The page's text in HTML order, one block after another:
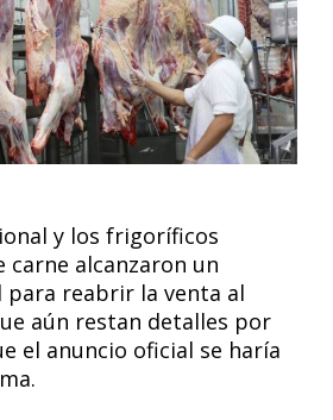
y los frigoríficos
carne alcanzaron un
para reabrir la venta al
aún restan detalles por
el anuncio oficial se haría